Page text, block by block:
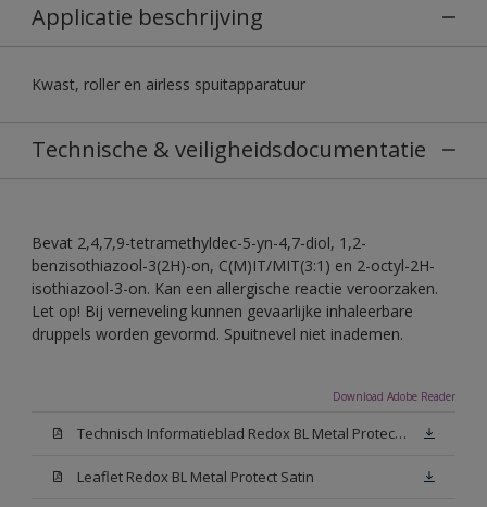
Applicatie beschrijving
Kwast, roller en airless spuitapparatuur
Technische & veiligheidsdocumentatie
Bevat 2,4,7,9-tetramethyldec-5-yn-4,7-diol, 1,2-
benzisothiazool-3(2H)-on, C(M)IT/MIT(3:1) en 2-octyl-2H-
isothiazool-3-on. Kan een allergische reactie veroorzaken.
Let op! Bij verneveling kunnen gevaarlijke inhaleerbare
druppels worden gevormd. Spuitnevel niet inademen.
Download Adobe Reader
Technisch Informatieblad Redox BL Metal Protect (PDF)
Leaflet Redox BL Metal Protect Satin